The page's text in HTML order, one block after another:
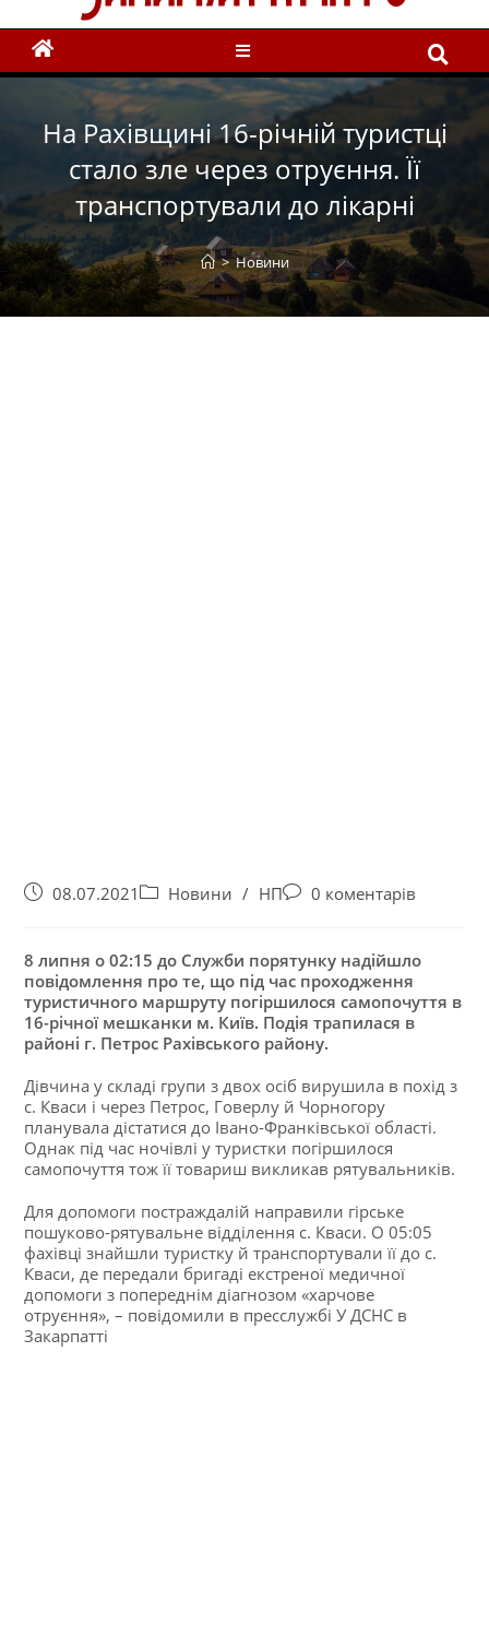
На Рахівщині 16-річній туристці
стало зле через отруєння. Її
транспортували до лікарні
> Новини
08.07.2021 Новини / НП 0 коментарів
8 липня о 02:15 до Служби порятунку надійшло
повідомлення про те, що під час проходження
туристичного маршруту погіршилося самопочуття в
16-річної мешканки м. Київ. Подія трапилася в
районі г. Петрос Рахівського району.
Дівчина у складі групи з двох осіб вирушила в похід з
с. Кваси і через Петрос, Говерлу й Чорногору
планувала дістатися до Івано-Франківської області.
Однак під час ночівлі у туристки погіршилося
самопочуття тож її товариш викликав рятувальників.
Для допомоги постраждалій направили гірське
пошуково-рятувальне відділення с. Кваси. О 05:05
фахівці знайшли туристку й транспортували її до с.
Кваси, де передали бригаді екстреної медичної
допомоги з попереднім діагнозом «харчове
отруєння», – повідомили в пресслужбі У ДСНС в
Закарпатті